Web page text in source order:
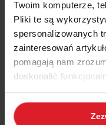
Twoim komputerze,
Pliki te są
spersonalizowanych
zainteresowań
pomagają nam
doskonalić
Część z plików jest
serwisu i jego
Firma BEN-TEX
Asseco (Wapro Gang,
się idealnym
Pieńsku.
Dzięki temu,
bardziej
spełniało wszystkie jej